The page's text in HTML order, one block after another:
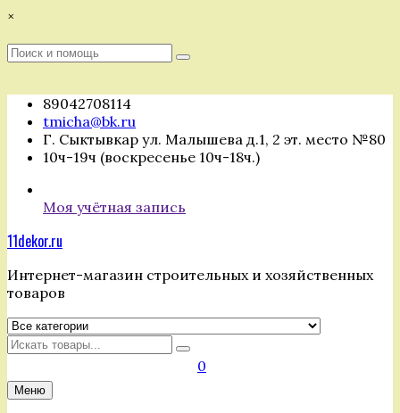
Перейти
содержимому
×
Поиск
Поиск
89042708114
tmicha@bk.ru
Г. Сыктывкар ул. Малышева д.1, 2 эт. место №80
10ч-19ч (воскресенье 10ч-18ч.)
Моя учётная запись
11dekor.ru
Интернет-магазин строительных и хозяйственных
товаров
Искать
0
Меню